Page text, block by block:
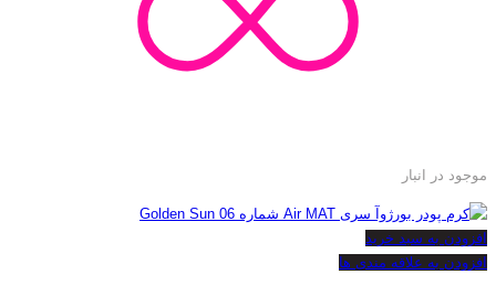
موجود در انبار
افزودن به سبد خرید
افزودن به علاقه مندی ها